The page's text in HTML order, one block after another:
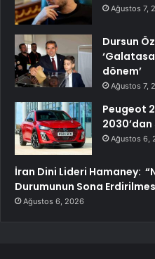
Ağustos 7,
Dursun
dönem’
Ağustos 7,
Peugeot
Ağustos 6,
İran Dini Lideri Hamaney:
Durumunun Sona
Ağustos 6, 2026